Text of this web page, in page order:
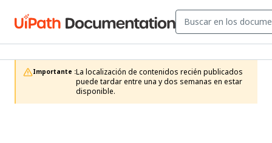
Importante :La localización de contenidos recién publicados
puede tardar entre una y dos semanas en estar
disponible.